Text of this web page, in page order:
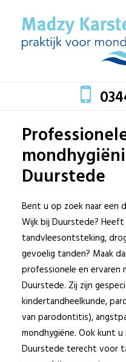
HOME
TEAM
BEHANDELINGEN
MONDZORG EN
TARIEVEN
CONTACT
© 2017 Beter Gebit
Sitemap |Disclaimer
Duurstede
Bent u op zoek naar een
Wijk bij Duurstede?
tandvleesontsteking,
gevoelig tanden? Maak
professionele en ervaren
Duurstede. Zij zijn
kindertandheelkunde,
van parodontitis),
mondhygiëne. Ook kunt
Duurstede terecht voor